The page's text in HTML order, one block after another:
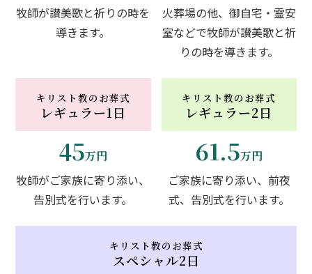
牧師が讃美歌と祈りの時を
導きます。
火葬場の他、御自宅・霊安
室などで牧師が讃美歌と祈
りの時を導きます。
キリスト教のお葬式
レギュラー1日
45万円
牧師がご家族に寄り添い、
告別式を行います。
キリスト教のお葬式
レギュラー2日
61.5万円
ご家族に寄り添い、前夜
式、告別式を行います。
キリスト教のお葬式
スペシャル2日